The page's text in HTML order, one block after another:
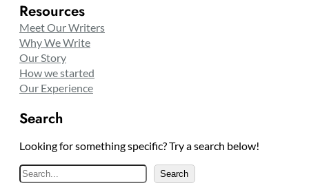
Resources
Meet Our Writers
Why We Write
Our Story
How we started
Our Experience
Search
Looking for something specific? Try a search below!
S
e
Search